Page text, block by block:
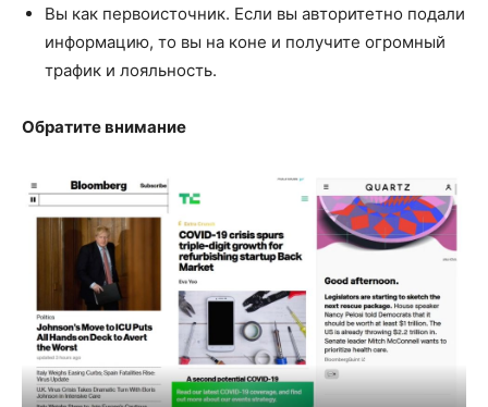
Вы как первоисточник. Если вы авторитетно подали
информацию, то вы на коне и получите огромный
трафик и лояльность.
Обратите внимание